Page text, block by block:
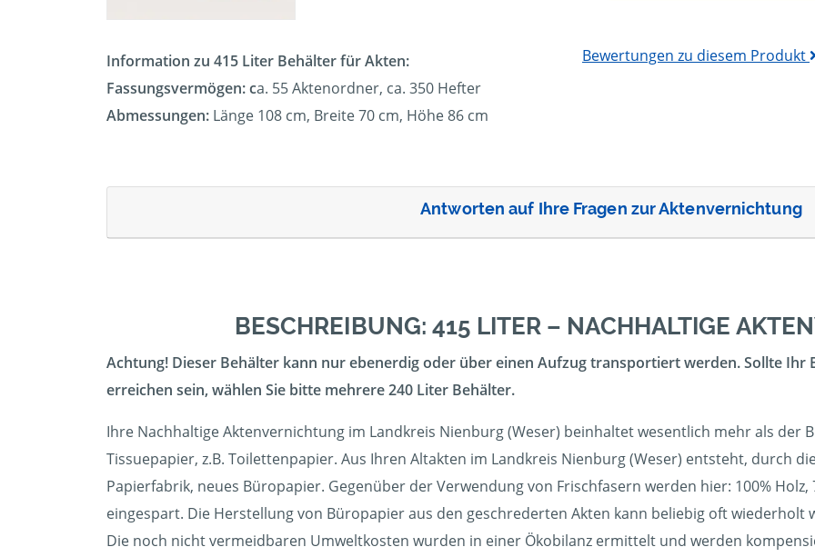
Information zu 415 Liter Behälter für Akten:
Fassungsvermögen: ca. 55 Aktenordner, ca. 350 Hefter
Abmessungen: Länge 108 cm, Breite 70 cm, Höhe 86 cm
Bewertungen zu diesem Produkt
Antworten auf Ihre Fragen zur Aktenvernichtung
BESCHREIBUNG: 415 LITER – NACHHALTIGE
Achtung! Dieser Behälter kann nur ebenerdig oder über einen Aufzug transportiert werden. Sollte
erreichen sein, wählen Sie bitte mehrere 240 Liter Behälter.
Ihre Nachhaltige Aktenvernichtung im Landkreis Nienburg (Weser) beinhaltet wesentlich mehr als der
Tissuepapier, z.B. Toilettenpapier. Aus Ihren Altakten im Landkreis Nienburg (Weser) entsteht, durch
Papierfabrik, neues Büropapier. Gegenüber der Verwendung von Frischfasern werden hier: 100% Holz,
eingespart. Die Herstellung von Büropapier aus den geschrederten Akten kann beliebig oft wiederholt
Die noch nicht vermeidbaren Umweltkosten wurden in einer Ökobilanz ermittelt und werden